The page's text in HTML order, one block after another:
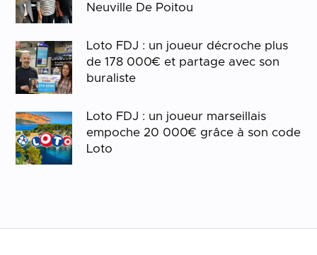
Neuville De Poitou
Loto FDJ : un joueur décroche plus
de 178 000€ et partage avec son
buraliste
Loto FDJ : un joueur marseillais
empoche 20 000€ grâce à son code
Loto